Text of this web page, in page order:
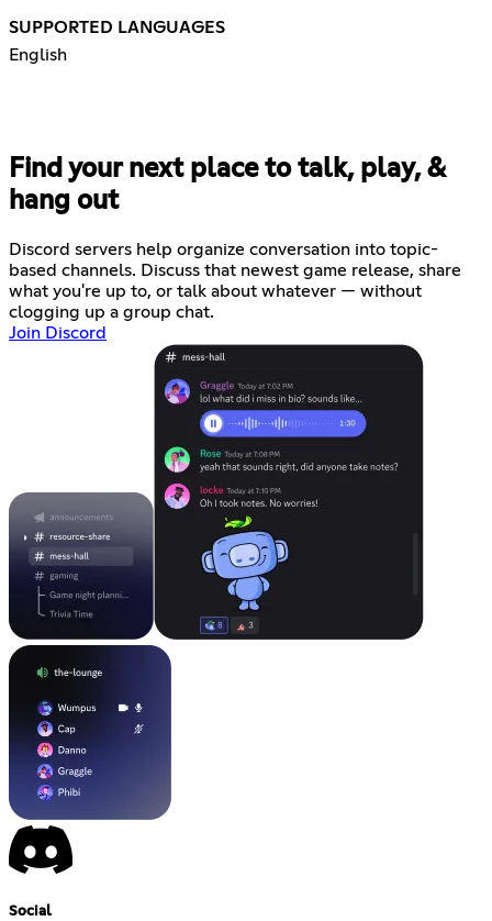
SUPPORTED LANGUAGES
English
Find your next place to talk, play, &
hang out
Discord servers help organize conversation into topic-
based channels. Discuss that newest game release, share
what you're up to, or talk about whatever — without
clogging up a group chat.
Join Discord
Social